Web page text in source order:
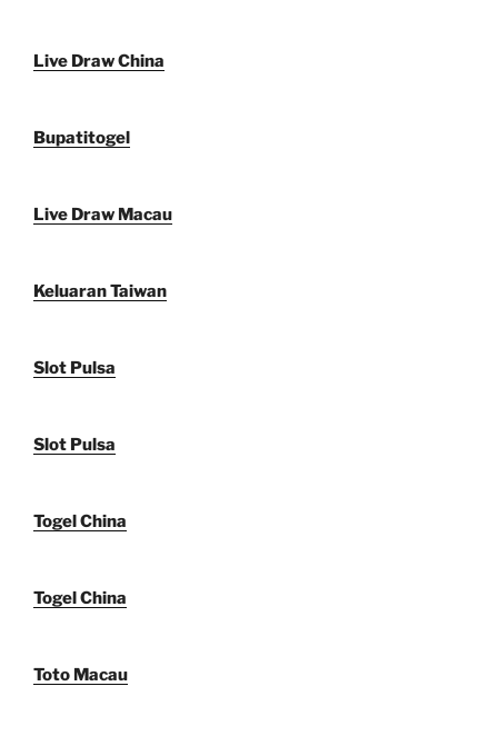
Live Draw China
Bupatitogel
Live Draw Macau
Keluaran Taiwan
Slot Pulsa
Slot Pulsa
Togel China
Togel China
Toto Macau